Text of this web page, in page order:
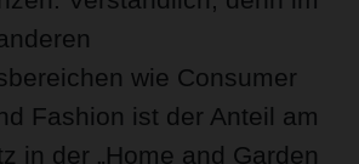
wie Consumer
Fashion ist der Anteil am
in der „Home and Garden